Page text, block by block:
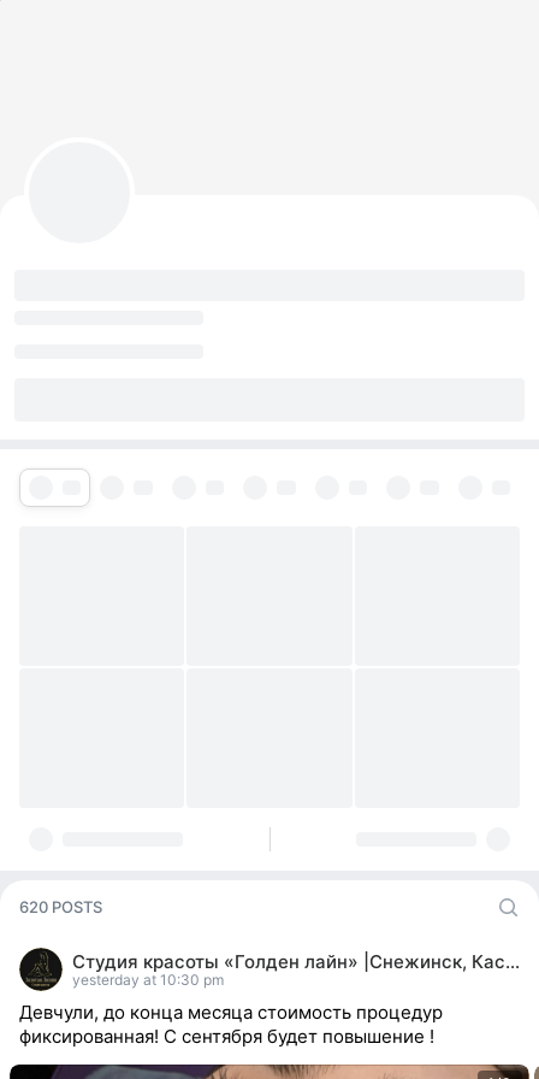
620 POSTS
Студия красоты «Голден лайн» |Снежинск, Касли
yesterday at 10:30 pm
Девчули, до конца месяца стоимость процедур
фиксированная! С сентября будет повышение !